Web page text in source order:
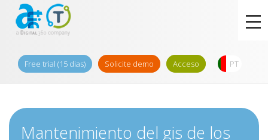
Free trial (15 dias) Solicite demo Acceso PT
Mantenimiento del gis de los